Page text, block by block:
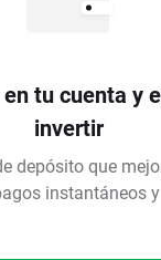
tu cuenta y
invertir
depósito que
instantáneos